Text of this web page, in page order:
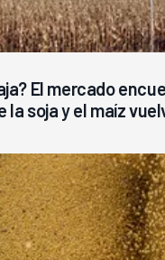
El mercado
la soja y el maíz